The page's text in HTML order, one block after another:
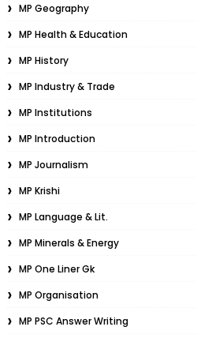
MP Geography
MP Health & Education
MP History
MP Industry & Trade
MP Institutions
MP Introduction
MP Journalism
MP Krishi
MP Language & Lit.
MP Minerals & Energy
MP One Liner Gk
MP Organisation
MP PSC Answer Writing